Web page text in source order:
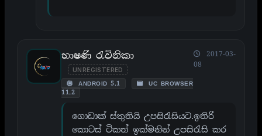
භාෂණි රැවිනිකා
UNREGISTERED
ANDROID 5.1
UC BROWSER
11.2
2017-03-
08
ගොඩාක් ස්තුතියි උපසිරැසියට.ඉතිරි
කොටස් ටිකත් ඉක්මනින් උපසිරැසි කර